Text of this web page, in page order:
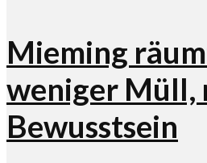
Mieming
weniger Müll,
Bewusstsein